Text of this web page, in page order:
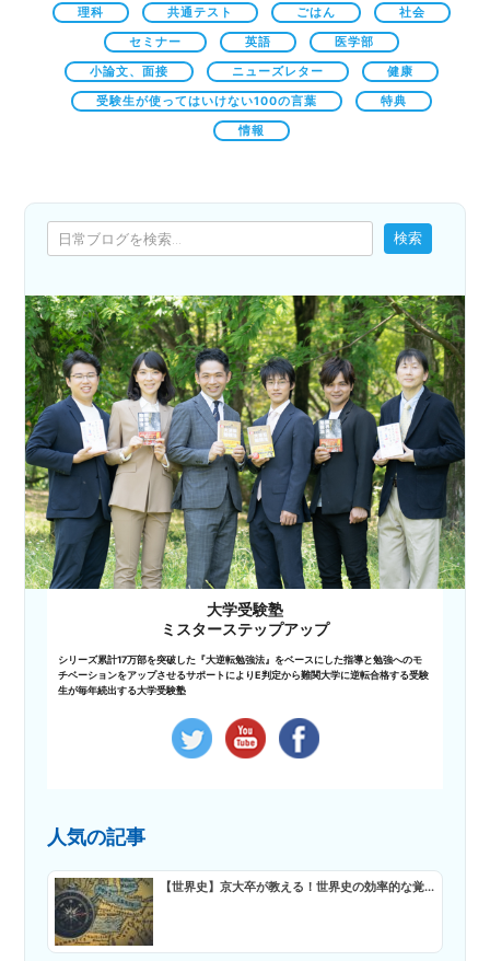
理科 共通テスト ごはん 社会
セミナー 英語 医学部
小論文、面接 ニューズレター 健康
受験生が使ってはいけない100の言葉 特典
情報
検索
検索
大学受験塾
ミスターステップアップ
シリーズ累計17万部を突破した『大逆転勉強法』をベースにした指導と勉強へのモ
チベーションをアップさせるサポートによりE判定から難関大学に逆転合格する受験
生が毎年続出する大学受験塾
人気の記事
【世界史】京大卒が教える！世界史の効率的な覚...